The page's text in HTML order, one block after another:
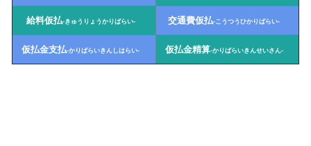
給料仮払-きゅうりょうかりばらい- 交通費仮払-こうつうひかりばらい-
仮払金支払-かりばらいきんしはらい- 仮払金精算-かりばらいきんせいさん-